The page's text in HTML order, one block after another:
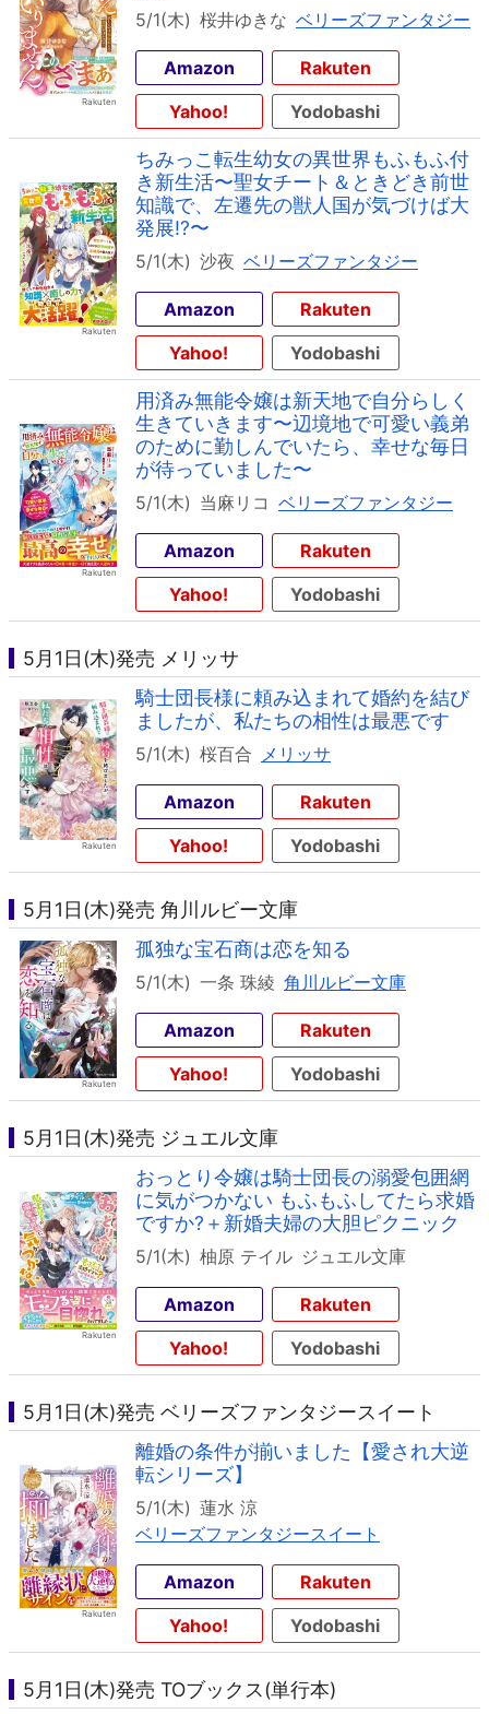
5/1(木) 桜井ゆきな ベリーズファンタジー
Amazon
Rakuten
Yahoo!
Yodobashi
ちみっこ転生幼女の異世界もふもふ付
き新生活〜聖女チート＆ときどき前世
知識で、左遷先の獣人国が気づけば大
発展!?〜
5/1(木) 沙夜 ベリーズファンタジー
Amazon
Rakuten
Yahoo!
Yodobashi
用済み無能令嬢は新天地で自分らしく
生きていきます〜辺境地で可愛い義弟
のために勤しんでいたら、幸せな毎日
が待っていました〜
5/1(木) 当麻リコ ベリーズファンタジー
Amazon
Rakuten
Yahoo!
Yodobashi
5月1日(木)発売 メリッサ
騎士団長様に頼み込まれて婚約を結び
ましたが、私たちの相性は最悪です
5/1(木) 桜百合 メリッサ
Amazon
Rakuten
Yahoo!
Yodobashi
5月1日(木)発売 角川ルビー文庫
孤独な宝石商は恋を知る
5/1(木) 一条 珠綾 角川ルビー文庫
Amazon
Rakuten
Yahoo!
Yodobashi
5月1日(木)発売 ジュエル文庫
おっとり令嬢は騎士団長の溺愛包囲網
に気がつかない もふもふしてたら求婚
ですか?＋新婚夫婦の大胆ピクニック
5/1(木) 柚原 テイル ジュエル文庫
Amazon
Rakuten
Yahoo!
Yodobashi
5月1日(木)発売 ベリーズファンタジースイート
離婚の条件が揃いました【愛され大逆
転シリーズ】
5/1(木) 蓮水 涼
ベリーズファンタジースイート
Amazon
Rakuten
Yahoo!
Yodobashi
5月1日(木)発売 TOブックス(単行本)